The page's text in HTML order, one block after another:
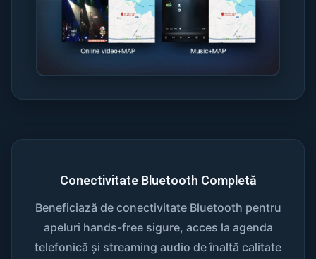
Conectivitate Bluetooth Completă
Beneficiază de conectivitate Bluetooth pentru
apeluri hands-free sigure, acces la agenda
telefonică și streaming audio de înaltă calitate